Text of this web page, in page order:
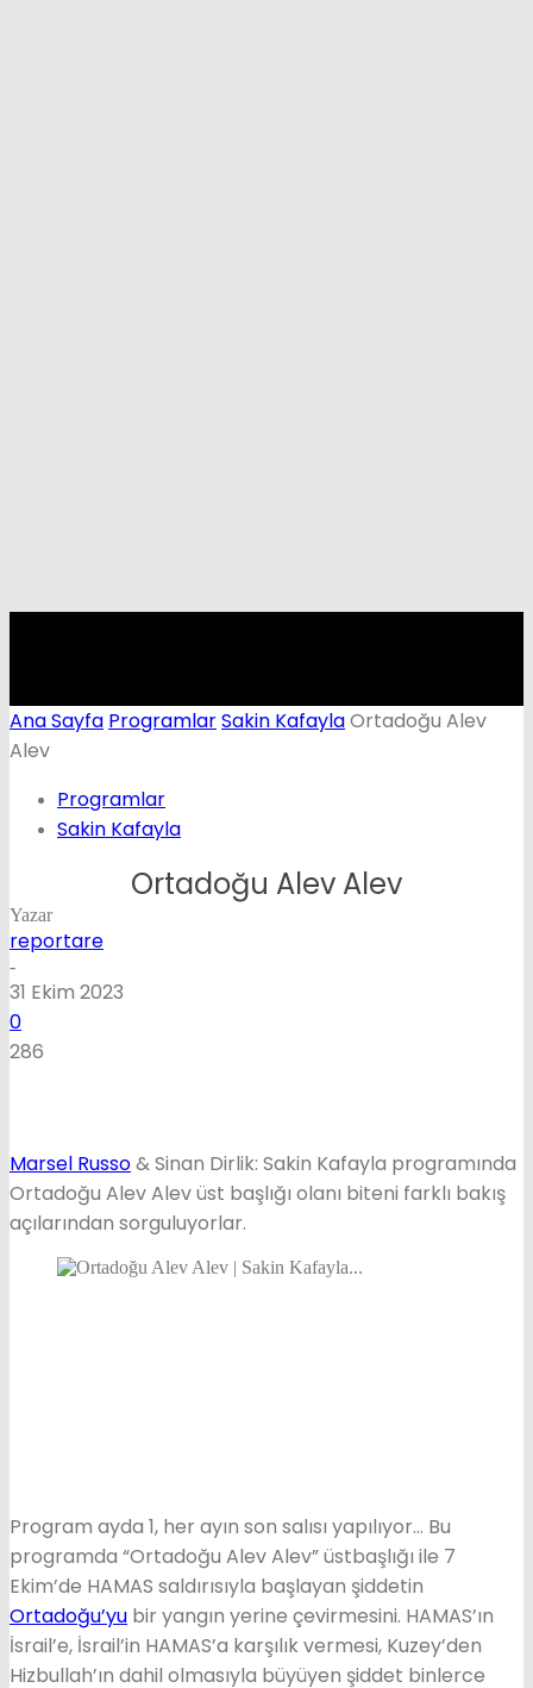
Ana Sayfa ProgramlarSakin KafaylaOrtadoğu Alev
Alev
Programlar
Sakin Kafayla
Ortadoğu Alev Alev
Yazar
reportare
-
31 Ekim 2023
0
286
Marsel Russo& Sinan Dirlik: Sakin Kafayla programında
Ortadoğu Alev Alev üst başlığı olanı biteni farklı bakış
açılarından sorguluyorlar.
Program ayda 1, her ayın son salısı yapılıyor… Bu
programda “Ortadoğu Alev Alev” üstbaşlığı ile 7
Ekim’de HAMAS saldırısıyla başlayan şiddetin
Ortadoğu’yu bir yangın yerine çevirmesini. HAMAS’ın
İsrail’e, İsrail’in HAMAS’a karşılık vermesi, Kuzey’den
Hizbullah’ın dahil olmasıyla büyüyen şiddet binlerce